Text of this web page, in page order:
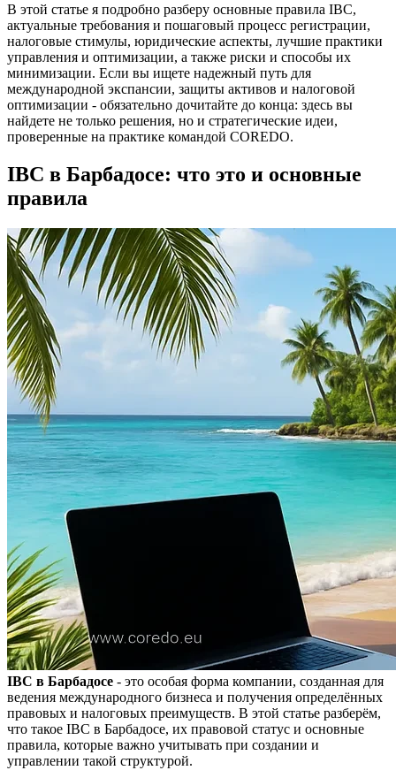
В этой статье я подробно разберу основные правила IBC,
актуальные требования и пошаговый процесс регистрации,
налоговые стимулы, юридические аспекты, лучшие практики
управления и оптимизации, а также риски и способы их
минимизации. Если вы ищете надежный путь для
международной экспансии, защиты активов и налоговой
оптимизации - обязательно дочитайте до конца: здесь вы
найдете не только решения, но и стратегические идеи,
проверенные на практике командой COREDO.
IBC в Барбадосе: что это и основные
правила
IBC в Барбадосе - это особая форма компании, созданная для
ведения международного бизнеса и получения определённых
правовых и налоговых преимуществ. В этой статье разберём,
что такое IBC в Барбадосе, их правовой статус и основные
правила, которые важно учитывать при создании и
управлении такой структурой.